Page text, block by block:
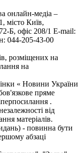
онлайн-медіа –
місто Київ,
офіс 208/1 E-mail:
044-205-43-00
розміщених на
на
« Новини України
пряме
.
від
матеріалів.
- повинна бути
абзаці